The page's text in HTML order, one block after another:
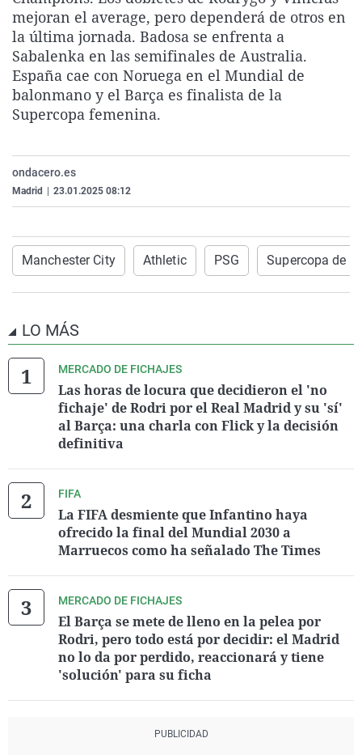
La rosa de los vientos
Gente viajera
Como el perro y el
Caso
Retornados
Equipo de
Operación Viuda
Extremadura
Galicia
La Rioja
Navarra
Virales
Televisión
Elecciones
mejoran el average, pero dependerá de otros en
la última jornada. Badosa se enfrenta a
Sabalenka en las semifinales de Australia.
España cae con Noruega en el Mundial de
balonmano y el Barça es finalista de la
Supercopa femenina.
ondacero.es
Madrid 23.01.2025 08:12
Manchester City Athletic PSG Supercopa de
LO MÁS
MERCADO DE FICHAJES
Las horas de locura que decidieron el 'no
fichaje' de Rodri por el Real Madrid y su 'sí'
al Barça: una charla con Flick y la decisión
definitiva
FIFA
La FIFA desmiente que Infantino haya
ofrecido la final del Mundial 2030 a
Marruecos como ha señalado The Times
MERCADO DE FICHAJES
El Barça se mete de lleno en la pelea por
Rodri, pero todo está por decidir: el Madrid
no lo da por perdido, reaccionará y tiene
'solución' para su ficha